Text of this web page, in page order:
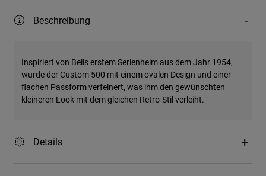
Beschreibung
Inspiriert von Bells erstem Serienhelm aus dem Jahr 1954,
wurde der Custom 500 mit einem ovalen Design und einer
flachen Passform verfeinert, was ihm den gewünschten
kleineren Look mit dem gleichen Retro-Stil verleiht.
Details